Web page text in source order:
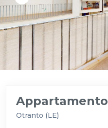
Appartamento
Otranto (LE)